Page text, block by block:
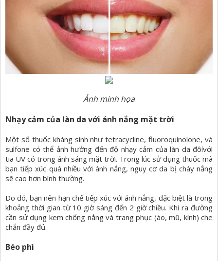
Ảnh minh họa
Nhạy cảm của làn da với ánh nắng mặt trời
Một số thuốc kháng sinh như tetracycline, fluoroquinolone, và
sulfone có thể ảnh hưởng đến độ nhạy cảm của làn da đôívới
tia UV có trong ánh sáng mặt trời. Trong lúc sử dụng thuốc mà
bạn tiếp xúc quá nhiều với ánh nắng, nguy cơ da bị cháy nắng
sẽ cao hơn bình thường.
Do đó, bạn nên hạn chế tiếp xúc với ánh nắng, đặc biệt là trong
khoảng thời gian từ 10 giờ sáng đến 2 giờ chiều. Khi ra đường
cần sử dụng kem chống nắng và trang phục (áo, mũ, kính) che
chắn đầy đủ.
Béo phì